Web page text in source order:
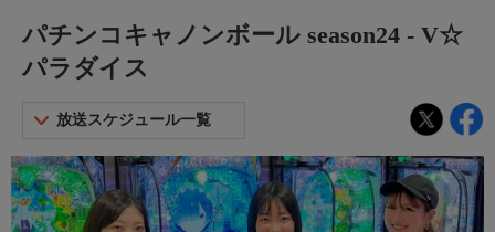
パチンコキャノンボール season24 - V☆
パラダイス
放送スケジュール一覧